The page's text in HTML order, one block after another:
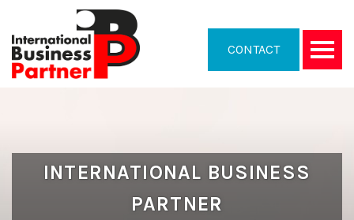
CONTACT
INTERNATIONAL BUSINESS
PARTNER